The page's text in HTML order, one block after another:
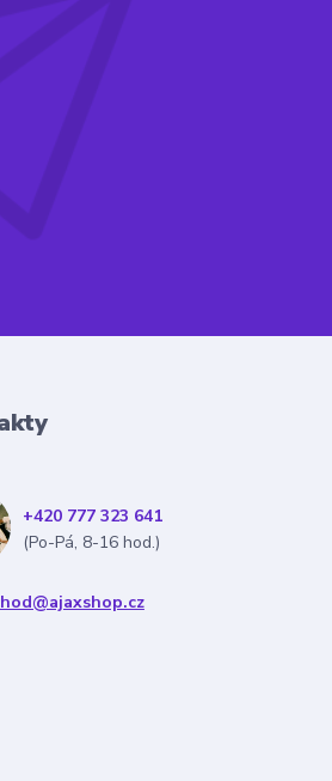
+420 777 323 641
(Po-Pá, 8-16 hod.)